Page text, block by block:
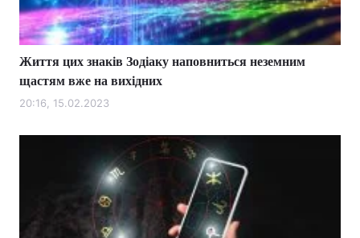
Життя цих знаків Зодіаку наповниться неземним
щастям вже на вихідних
20:16, 15.02.2023